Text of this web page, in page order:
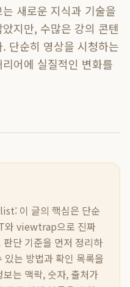
새로운 지식과 기술을
지만, 수많은 강의 콘텐
단순히 영상을 시청하는
어에 실질적인 변화를
이 글의 핵심은 단순
와 viewtrap으로 진짜
판단 기준을 먼저 정리하
있는 방법과 확인 목록을
는 맥락, 숫자, 출처가